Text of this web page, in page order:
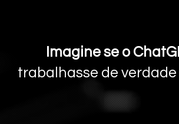
Imagine se o
trabalhasse de